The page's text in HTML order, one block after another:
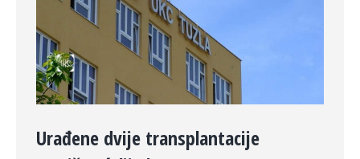
Urađene dvije transplantacije